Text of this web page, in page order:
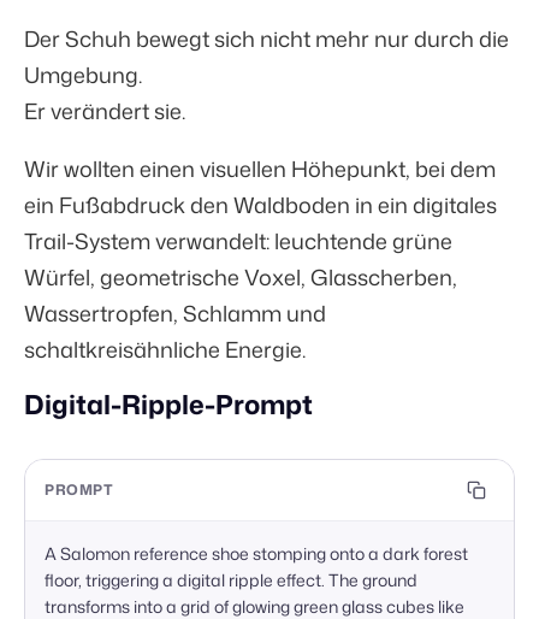
Der Schuh bewegt sich nicht mehr nur durch die
Umgebung.
Er verändert sie.
Wir wollten einen visuellen Höhepunkt, bei dem
ein Fußabdruck den Waldboden in ein digitales
Trail-System verwandelt: leuchtende grüne
Würfel, geometrische Voxel, Glasscherben,
Wassertropfen, Schlamm und
schaltkreisähnliche Energie.
Digital-Ripple-Prompt
PROMPT
A Salomon reference shoe stomping onto a dark forest
floor, triggering a digital ripple effect. The ground
transforms into a grid of glowing green glass cubes like